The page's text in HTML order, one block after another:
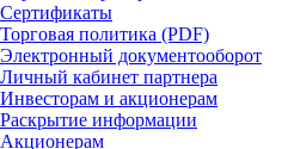
Сертификаты
Торговая политика (PDF)
Электронный документооборот
Личный кабинет партнера
Инвесторам и акционерам
Раскрытие информации
Акционерам